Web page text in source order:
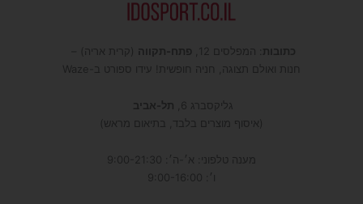
כתובות : המפלסים 12, פתח-תקווה (קרית אריה) –
חנות ואולם תצוגה, חניה חופשית! עידו ספורט ב-Waze
גליקסברג 6,
תל-אביב
(איסוף מוצרים בלבד, בתיאום מראש)
מענה טלפוני: א׳-ה׳: 9:00-21:30
ו׳: 9:00-16:00